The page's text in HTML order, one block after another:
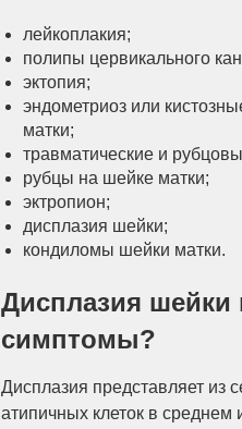
лейкоплакия;
полипы цервикального
эктопия;
эндометриоз или
матки;
травматические и
рубцы на шейке матки;
эктропион;
дисплазия шейки;
кондиломы шейки матки.
Дисплазия шейки
симптомы?
Дисплазия представляет из
атипичных клеток в среднем